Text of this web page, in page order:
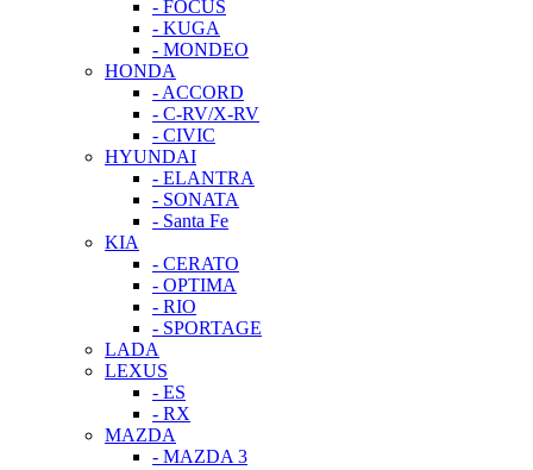
- FOCUS
- KUGA
- MONDEO
HONDA
- ACCORD
- C-RV/X-RV
- CIVIC
HYUNDAI
- ELANTRA
- SONATA
- Santa Fe
KIA
- CERATO
- OPTIMA
- RIO
- SPORTAGE
LADA
LEXUS
- ES
- RX
MAZDA
- MAZDA 3